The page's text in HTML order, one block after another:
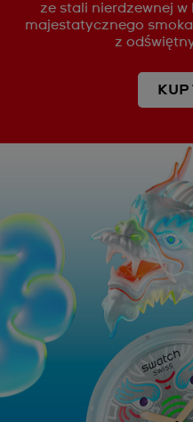
ze stali nierdzewnej w
majestatycznego
z
KUP